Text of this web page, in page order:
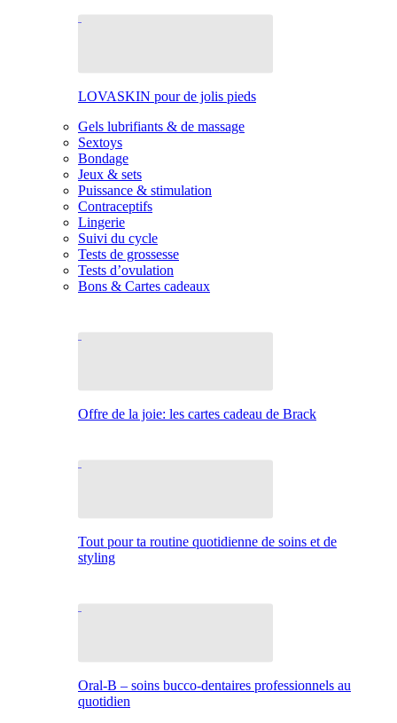
LOVASKIN pour de jolis pieds
Gels lubrifiants & de massage
Sextoys
Bondage
Jeux & sets
Puissance & stimulation
Contraceptifs
Lingerie
Suivi du cycle
Tests de grossesse
Tests d’ovulation
Bons & Cartes cadeaux
Offre de la joie: les cartes cadeau de Brack
Tout pour ta routine quotidienne de soins et de
styling
Oral-B – soins bucco-dentaires professionnels au
quotidien